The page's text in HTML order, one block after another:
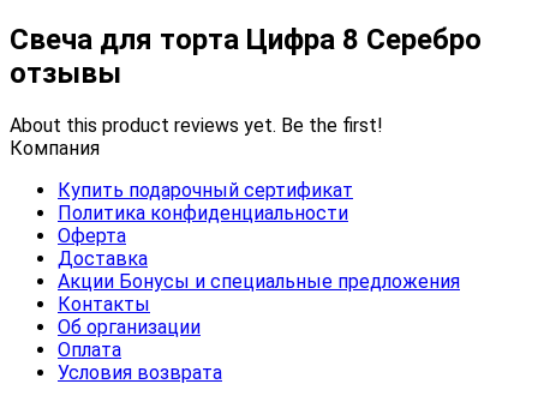
Свеча для торта Цифра 8 Серебро
отзывы
About this product reviews yet. Be the first!
Компания
Купить подарочный сертификат
Политика конфиденциальности
Оферта
Доставка
Акции Бонусы и специальные предложения
Контакты
Об организации
Оплата
Условия возврата